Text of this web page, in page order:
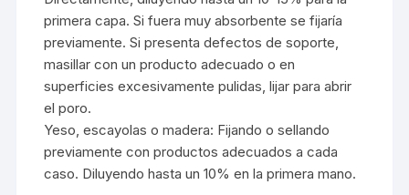
primera capa. Si fuera muy absorbente se fijaría
previamente. Si presenta defectos de soporte,
masillar con un producto adecuado o en
superficies excesivamente pulidas, lijar para abrir
el poro.
Yeso, escayolas o madera: Fijando o sellando
previamente con productos adecuados a cada
caso. Diluyendo hasta un 10% en la primera mano.